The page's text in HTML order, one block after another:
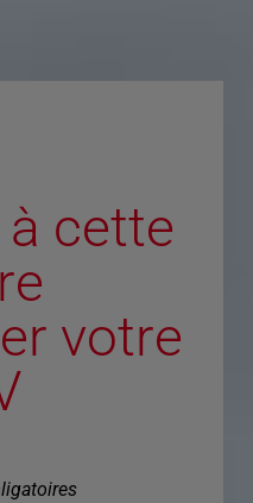
cette
votre